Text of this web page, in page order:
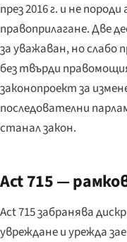
през 2016 г. и не
правоприлагане. Две
за уважаван, но слабо
без твърди
законопроект за
последователни
станал закон.
Act 715 —
Act 715 забранява
увреждане и урежда